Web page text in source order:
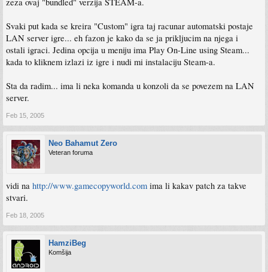
Svaki put kada se kreira "Custom" igra taj racunar automatski postaje
LAN server igre... eh fazon je kako da se ja prikljucim na njega i
ostali igraci. Jedina opcija u meniju ima Play On-Line using Steam...
kada to kliknem izlazi iz igre i nudi mi instalaciju Steam-a.
Sta da radim... ima li neka komanda u konzoli da se povezem na LAN
server.
Feb 15, 2005
Neo Bahamut Zero
Veteran foruma
vidi na http://www.gamecopyworld.com ima li kakav patch za takve
stvari.
Feb 18, 2005
HamziBeg
Komšija